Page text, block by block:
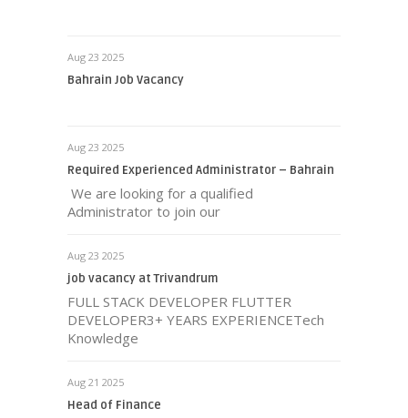
Aug 23 2025
Bahrain Job Vacancy
Aug 23 2025
Required Experienced Administrator – Bahrain
We are looking for a qualified
Administrator to join our
Aug 23 2025
job vacancy at Trivandrum
FULL STACK DEVELOPER FLUTTER
DEVELOPER3+ YEARS EXPERIENCETech
Knowledge
Aug 21 2025
Head of Finance